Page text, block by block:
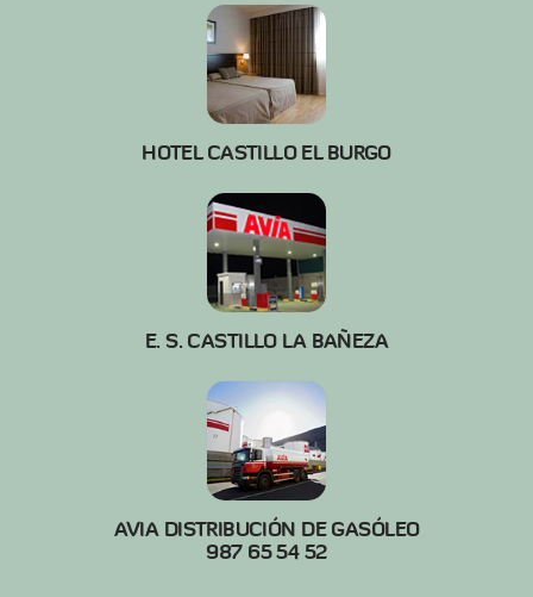
HOTEL CASTILLO EL BURGO
E. S. CASTILLO LA BAÑEZA
AVIA DISTRIBUCIÓN DE GASÓLEO
987 65 54 52